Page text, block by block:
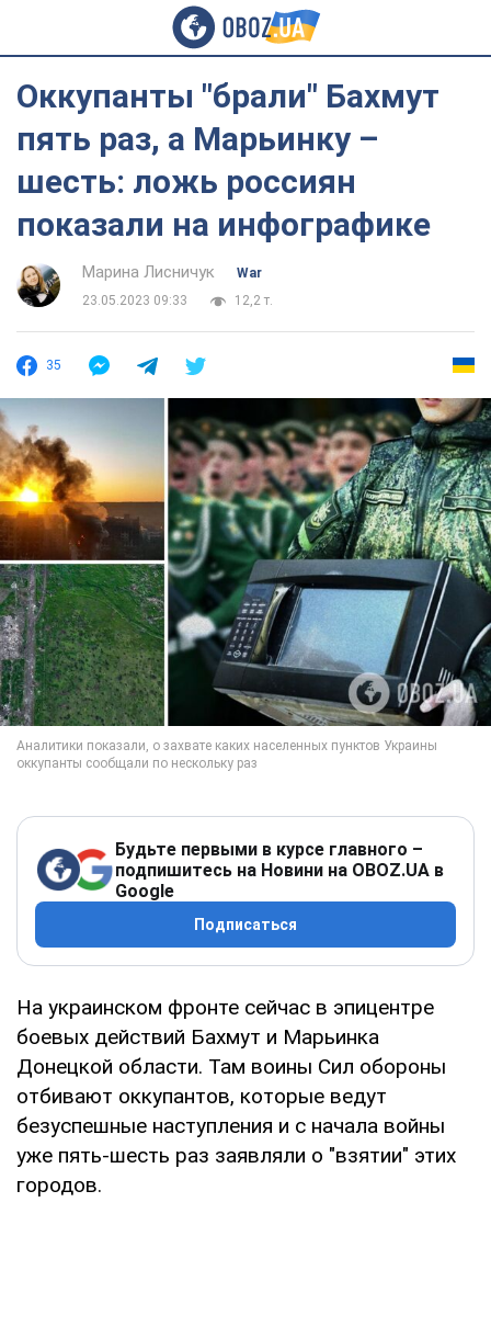
Оккупанты "брали" Бахмут
пять раз, а Марьинку –
шесть: ложь россиян
показали на инфографике
Марина Лисничук
War
23.05.2023 09:33
12,2 т.
35
Будьте первыми в курсе главного –
подпишитесь на Новини на OBOZ.UA в
Google
Подписаться
На украинском фронте сейчас в эпицентре
боевых действий Бахмут и Марьинка
Донецкой области. Там воины Сил обороны
отбивают оккупантов, которые ведут
безуспешные наступления и с начала войны
уже пять-шесть раз заявляли о "взятии" этих
городов.